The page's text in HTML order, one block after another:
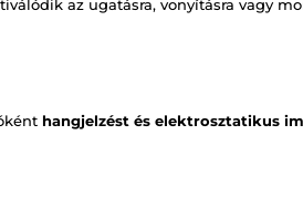
az ugatásra, vonyításra vagy
hangjelzést és elektrosztatikus